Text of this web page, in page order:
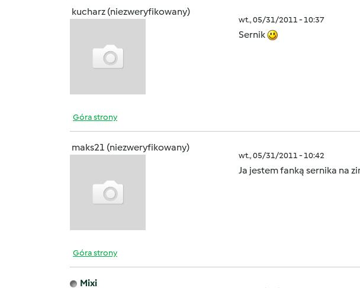
kucharz (niezweryfikowany)
wt., 05/31/2011 - 10:37
Sernik
Góra strony
maks21 (niezweryfikowany)
wt., 05/31/2011 - 10:42
Ja jestem fanką sernika na
Góra strony
Mixi